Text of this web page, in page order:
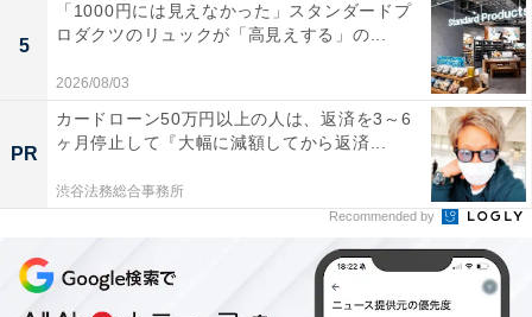
気の宿やホテルを対象に、宿泊予約で使えるお得な割引
クーポンを配布します。
クーポンは、国内宿泊や海外ツアー、レンタカーなど、
さまざまな旅行商品で利用可能。複数のクーポンを組み
合わせて、さらに割引率をアップできる場合もありま
す。賢く旅の計画を立てて、お得に旅行を楽しみましょ
う。
5
「1000円には見えなかった」スタンダードプ
ロダクツのリュックが「高見えする」の...
2026/08/03
PR
カードローン50万円以上の人は、返済を3～6
ヶ月停止して『大幅に減額してから返済...
渋谷法務総合事務所
Recommended by